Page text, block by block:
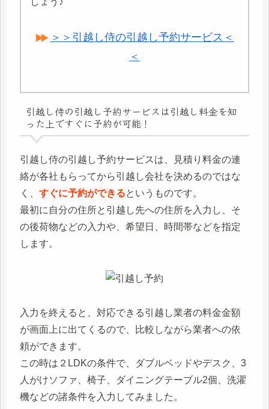
＞＞引越し侍の引越し予約サービス＜
＜
引越し侍の引越し予約サービスは引越し料金を知
った上ですぐに予約が可能！
引越し侍の引越し予約サービスは、見積り料金の連
絡が各社もらってから引越し会社を決めるのではな
く、 すぐに予約ができるというものです。
最初に自分の住所と引越し先への住所を入力し、そ
の後荷物などの入力や、希望日、時間帯などを指定
します。
入力を終えると、対応できる引越し業者の料金金額
が画面上に出てくるので、比較しながら業者への依
頼ができます。
この時は２LDKの条件で、ダブルベッドやデスク、3
人がけソファ、椅子、ダイニングテーブル2個、洗濯
機などの諸条件を入力してみました。